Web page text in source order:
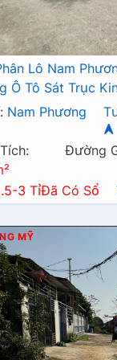
Lô Nam
Ô Tô Sát Trục
QL21A
Nam Phương
Đường
3 TỉĐã Có Sổ
MỸ